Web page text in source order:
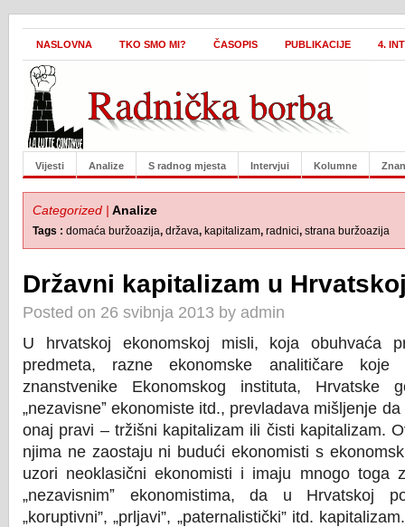
NASLOVNA TKO SMO MI? ČASOPIS PUBLIKACIJE 4.
Vijesti Analize S radnog mjesta Intervjui Kolumne
Categorized | Analize
Tags : domaća buržoazija, država, kapitalizam, radnici, strana buržoazija
Državni kapitalizam u
Posted on 26 svibnja 2013 by admin
U hrvatskoj ekonomskoj misli, koja obuhvaća
predmeta, razne ekonomske analitičare koje
znanstvenike Ekonomskog instituta, Hrvatske
„nezavisneˮ ekonomiste itd., prevladava mišljenje
onaj pravi – tržišni kapitalizam ili čisti kapitalizam.
njima ne zaostaju ni budući ekonomisti s
uzori neoklasični ekonomisti i imaju mnogo toga
„nezavisnimˮ ekonomistima, da u Hrvatskoj
„koruptivni”, „prljavi”, „paternalistički” itd.